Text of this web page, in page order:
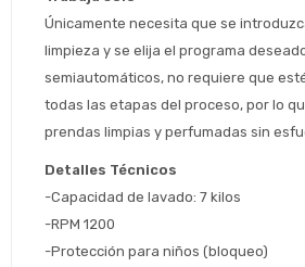
Únicamente necesita que se
limpieza y se elija el programa
semiautomáticos, no requiere que
todas las etapas del proceso, por lo
prendas limpias y perfumadas sin
Detalles Técnicos
-Capacidad de lavado: 7 kilos
-RPM 1200
-Protección para niños (bloqueo)
Comprá ahora y
Después, hasta
cuotas y sin
tarjeta de
* sujeto aprobación
Cédula de identidad
Celular
Fecha de nacimiento
Estimado/a
Estás calificado para comprar usando Pago
Después.
¡Tenés hasta
que prefieras!
Elegí tus productos
Ups!
el inconveniente, por
contactanos en
Por favor intenta